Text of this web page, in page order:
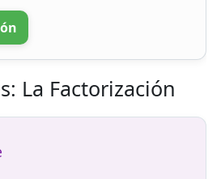
La Factorización